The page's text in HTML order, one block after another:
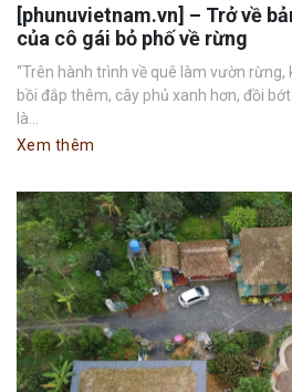
[phunuvietnam.vn] – Trở về
của cô gái bỏ phố về rừng
“Trên hành trình về quê làm vườn
bồi đắp thêm, cây phủ xanh hơn, đồi
là...
Xem thêm